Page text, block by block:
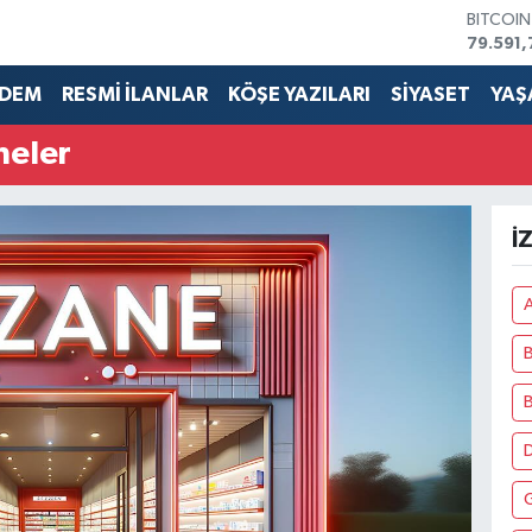
BITCOIN
DOLAR
G.ALTIN
RESMİ İLANLAR KÖŞE YAZILARI SİYASET